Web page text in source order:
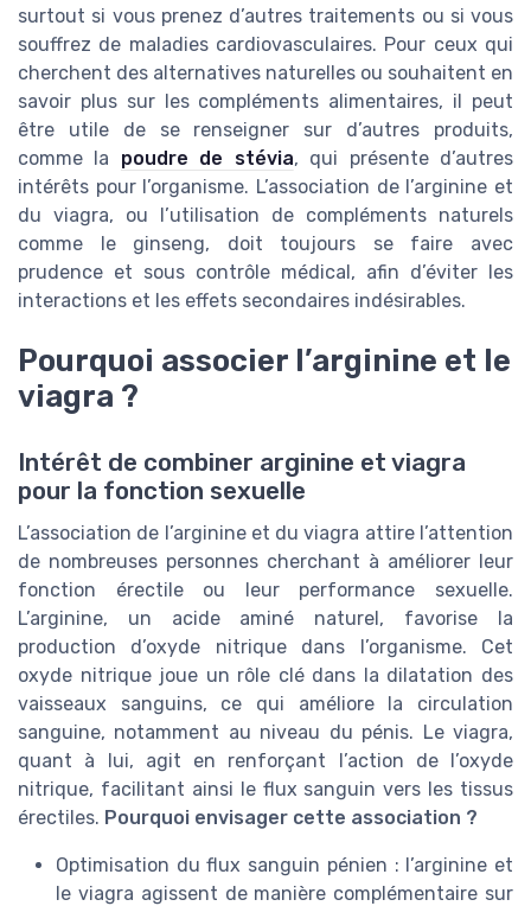
surtout si vous prenez d’autres traitements ou si vous
souffrez de maladies cardiovasculaires. Pour ceux qui
cherchent des alternatives naturelles ou souhaitent en
savoir plus sur les compléments alimentaires, il peut
être utile de se renseigner sur d’autres produits,
comme la poudre de stévia, qui présente d’autres
intérêts pour l’organisme. L’association de l’arginine et
du viagra, ou l’utilisation de compléments naturels
comme le ginseng, doit toujours se faire avec
prudence et sous contrôle médical, afin d’éviter les
interactions et les effets secondaires indésirables.
Pourquoi associer l’arginine et le
viagra ?
Intérêt de combiner arginine et viagra
pour la fonction sexuelle
L’association de l’arginine et du viagra attire l’attention
de nombreuses personnes cherchant à améliorer leur
fonction érectile ou leur performance sexuelle.
L’arginine, un acide aminé naturel, favorise la
production d’oxyde nitrique dans l’organisme. Cet
oxyde nitrique joue un rôle clé dans la dilatation des
vaisseaux sanguins, ce qui améliore la circulation
sanguine, notamment au niveau du pénis. Le viagra,
quant à lui, agit en renforçant l’action de l’oxyde
nitrique, facilitant ainsi le flux sanguin vers les tissus
érectiles. Pourquoi envisager cette association ?
Optimisation du flux sanguin pénien : l’arginine et
le viagra agissent de manière complémentaire sur